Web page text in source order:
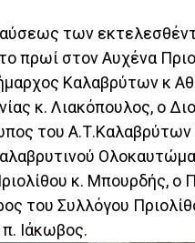
των
πρωί στον Αυχένα
Καλαβρύτων κ
κ. Λιακόπουλος, ο
του
κ. Μπουρδής, ο
του Συλλόγου
Ιάκωβος.